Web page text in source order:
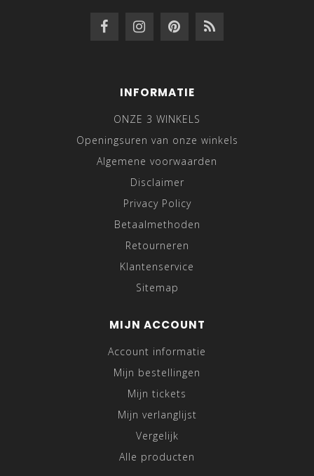
INFORMATIE
ONZE 3 WINKELS
Openingsuren van onze winkels
Algemene voorwaarden
Disclaimer
Privacy Policy
Betaalmethoden
Retourneren
Klantenservice
Sitemap
MIJN ACCOUNT
Account informatie
Mijn bestellingen
Mijn tickets
Mijn verlanglijst
Vergelijk
Alle producten